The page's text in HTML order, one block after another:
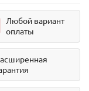
Любой вариант
оплаты